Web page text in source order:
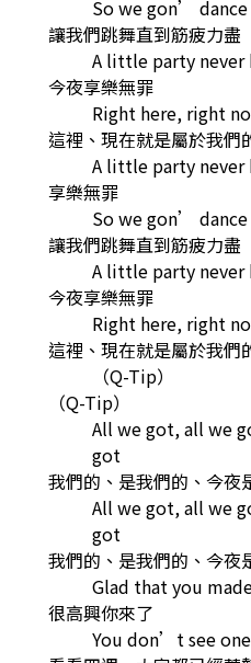
So we gon’
讓我們跳舞直到筋疲力盡
A little party
今夜享樂無罪
Right here, right
這裡、現在就是屬於我們
A little party
享樂無罪
So we gon’
讓我們跳舞直到筋疲力盡
A little party
今夜享樂無罪
Right here, right
這裡、現在就是屬於我們
（Q-Tip）
（Q-Tip）
All we got, all we
got
我們的、是我們的、今夜
All we got, all we
got
我們的、是我們的、今夜
Glad that you
很高興你來了
You don’t see